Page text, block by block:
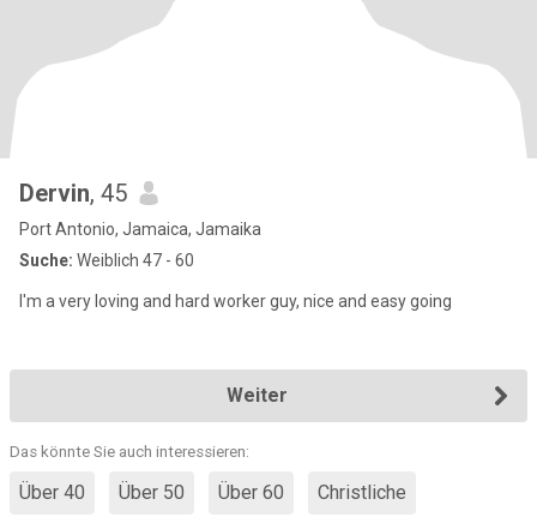
Dervin, 45
Port Antonio, Jamaica, Jamaika
Suche: Weiblich 47 - 60
I'm a very loving and hard worker guy, nice and easy going
Weiter
Das könnte Sie auch interessieren:
Über 40 Über 50 Über 60 Christliche